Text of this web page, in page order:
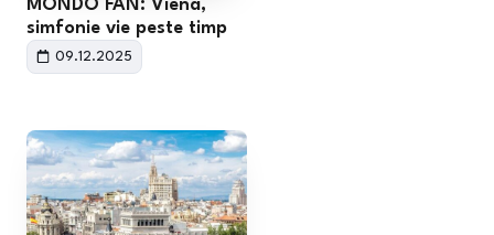
MONDO FAN: Viena,
simfonie vie peste timp
09.12.2025